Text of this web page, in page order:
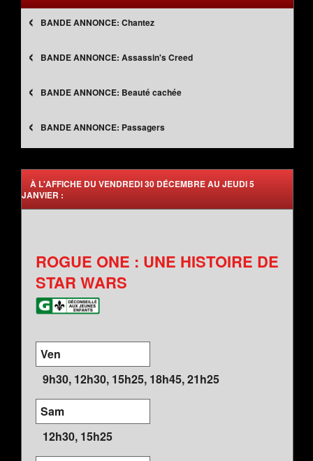
‹ Chantez
‹ Assassin's Creed
‹ Beauté cachée
‹ Passagers
À L'AFFICHE DU VENDREDI 30 DÉCEMBRE AU JEUDI 5
JANVIER :
ROGUE ONE : UNE HISTOIRE DE
STAR WARS
Ven
9h30, 12h30, 15h25, 18h45, 21h25
Sam
12h30, 15h25